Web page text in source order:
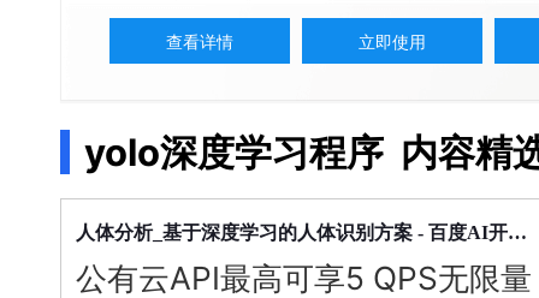
大模型增值服务上新
工信部教考中心大模型证书6折
免费大模型课
入门到进阶，大
结构创新和超高上下文效率、Agent 能力得到专项优化
ERNIE 5.0-正式版
ERNIE 4.5 Turbo VL
具备更长的思维链，更
ERNIE X1.1
PaddleOCR-VL
MCP及Agent开发
存储
CDN与边缘
操作系统
应用产品
对象存储BOS
稳定、安全、高效、高
弹性公网IP
云服务器BCC
文字识别
图像识别
ARM云
入门指南
智能办公
生活休闲
网站建设
企业应用
人工智能
API商城
查看详情 立即使用
yolo深度学习程序 内容精
人体分析_基于深度学习的人体识别方案 - 百度AI开放平台
公有云API最高可享5 QPS无限量